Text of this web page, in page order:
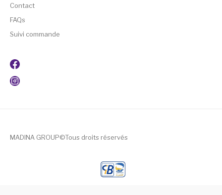
Contact
FAQs
Suivi commande
MADINA GROUP©Tous droits réservés